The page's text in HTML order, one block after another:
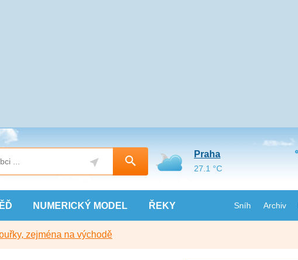
NUMERICKÝ MODEL ŘEKY Sníh Archiv
Praha
27.1 °C
zejména na východě